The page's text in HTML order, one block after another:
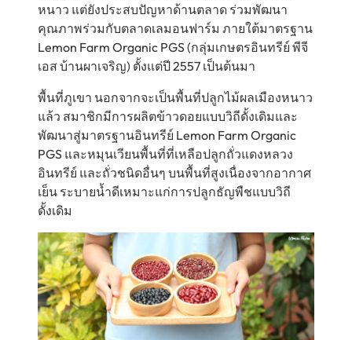
หนาว แต่ยังประสบปัญหาด้านตลาด ร่วมพัฒนา
คุณภาพร่วมกับตลาดเลมอนฟาร์ม ภายใต้มาตรฐาน
Lemon Farm Organic PGS (กลุ่มเกษตรอินทรีย์ พีจี
เอส บ้านผาเจริญ) ตั้งแต่ปี 2557 เป็นต้นมา
พื้นที่ภูเขา นอกจากจะเป็นพื้นที่ปลูกไม้ผลเมืองหนาว
แล้ว สมาชิกมีการผลิตข้าวดอยแบบวิถีดั้งเดิมและ
พัฒนาสู่มาตรฐานอินทรีย์ Lemon Farm Organic
PGS และหมุนเวียนพื้นที่ที่เหลือปลูกถั่วแดงหลวง
อินทรีย์ และถั่วชนิดอื่นๆ บนพื้นที่สูงเนื่องจากอากาศ
เย็น ระบายน้ำดีเหมาะแก่การปลูกธัญพืชแบบวิถี
ดั้งเดิม